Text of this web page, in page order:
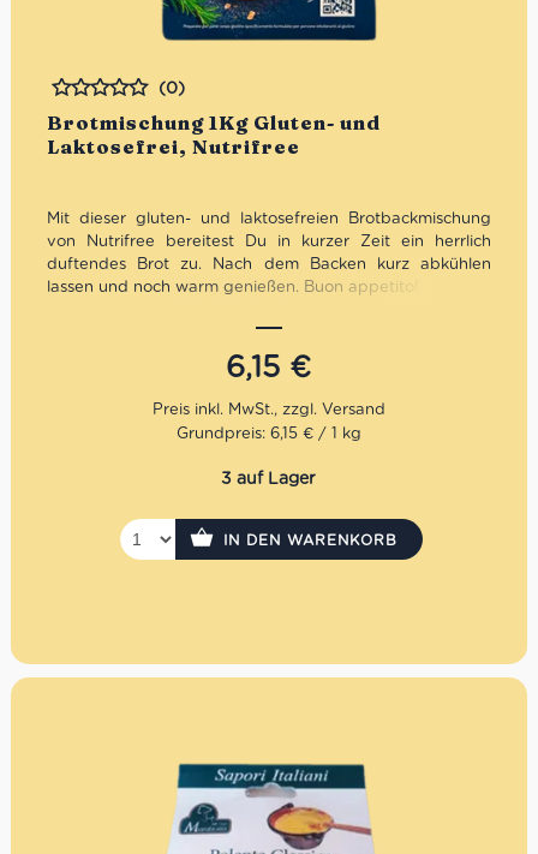
Brotmischung 1Kg Gluten- und
Laktosefrei, Nutrifree
Bewertet
(0)
Mit dieser gluten- und laktosefreien Brotbackmischung
von Nutrifree bereitest Du in kurzer Zeit ein herrlich
duftendes Brot zu. Nach dem Backen kurz abkühlen
lassen und noch warm genießen. Buon appetito!
6,15 €
Grundpreis: 6,15 € / 1 kg
3 auf Lager
IN DEN WARENKORB